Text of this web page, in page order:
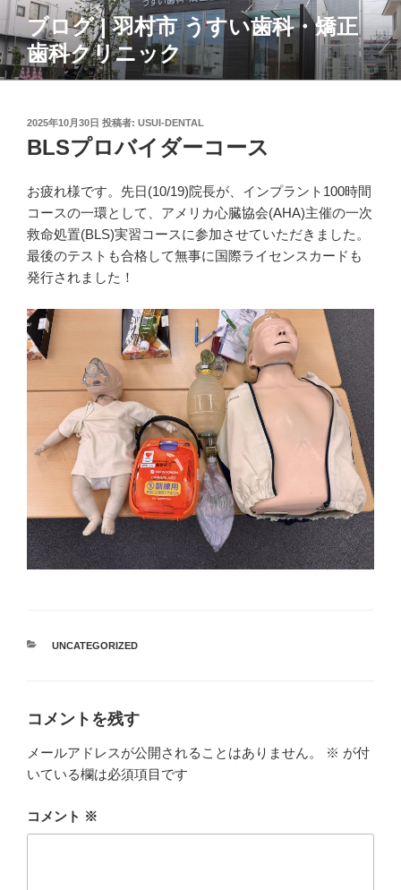
コ
ン
テ
ン
ブログ | 羽村市 うすい歯科・矯正
歯科クリニック
投
稿
日:
2025年10月30日 投稿者: USUI-DENTAL
BLSプロバイダーコース
お疲れ様です。先日(10/19)院長が、インプラント100時間
コースの一環として、アメリカ心臓協会(AHA)主催の一次
救命処置(BLS)実習コースに参加させていただきました。
最後のテストも合格して無事に国際ライセンスカードも
発行されました！
カ
UNCATEGORIZED
コメントを残す
メールアドレスが公開されることはありません。 ※ が付
いている欄は必須項目です
コメント ※